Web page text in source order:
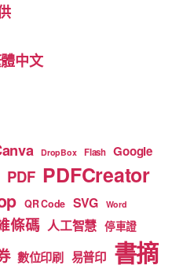
中文
DropBox Flash Google
PDF PDFCreator
QR Code SVG Word
條碼 人工智慧 停車證
數位印刷 易普印 書摘